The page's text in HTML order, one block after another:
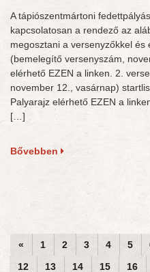
A tápiószentmártoni
kapcsolatosan a rendező az
megosztani a versenyzőkkel
(bemelegítő versenyszám,
elérhető EZEN a linken. 2.
november 12., vasárnap)
Palyarajz elérhető EZEN a
[…]
Bővebben
« 1 2 3 4 5
12
13 14 15 16